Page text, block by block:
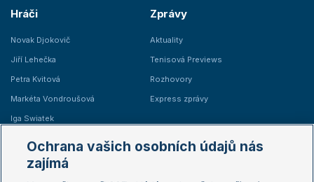
Hráči
Novak Djokovič
Jiří Lehečka
Petra Kvitová
Markéta Vondroušová
Iga Swiatek
Zprávy
Aktuality
Tenisová Previews
Rozhovory
Express zprávy
Žebříčky
Ochrana vašich osobních údajů nás
zajímá